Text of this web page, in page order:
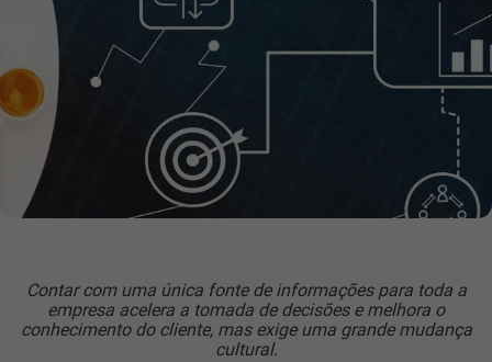
Contar com uma única fonte de informações para toda a
empresa acelera a tomada de decisões e melhora o
conhecimento do cliente, mas exige uma grande mudança
cultural.